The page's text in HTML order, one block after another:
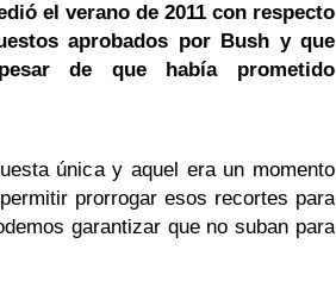
el verano de 2011 con respecto
aprobados por Bush y que
de que había prometido
única y aquel era un momento
prorrogar esos recortes para
garantizar que no suban para